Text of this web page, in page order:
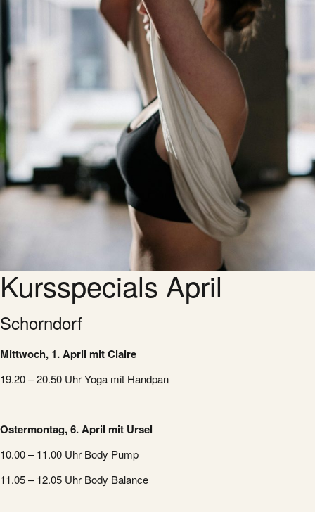
Kursspecials April
Schorndorf
Mittwoch, 1. April mit Claire
19.20 – 20.50 Uhr Yoga mit Handpan
Ostermontag, 6. April mit Ursel
10.00 – 11.00 Uhr Body Pump
11.05 – 12.05 Uhr Body Balance